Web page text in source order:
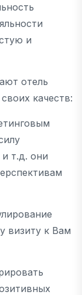
и
отель
качеств:
т.д. они
визиту к Вам